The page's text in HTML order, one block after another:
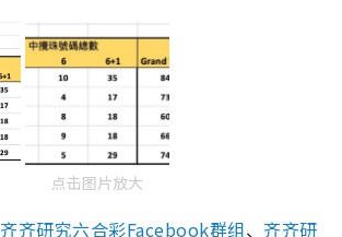
点击图片放大
齐齐研究六合彩Facebook群组、 齐齐研